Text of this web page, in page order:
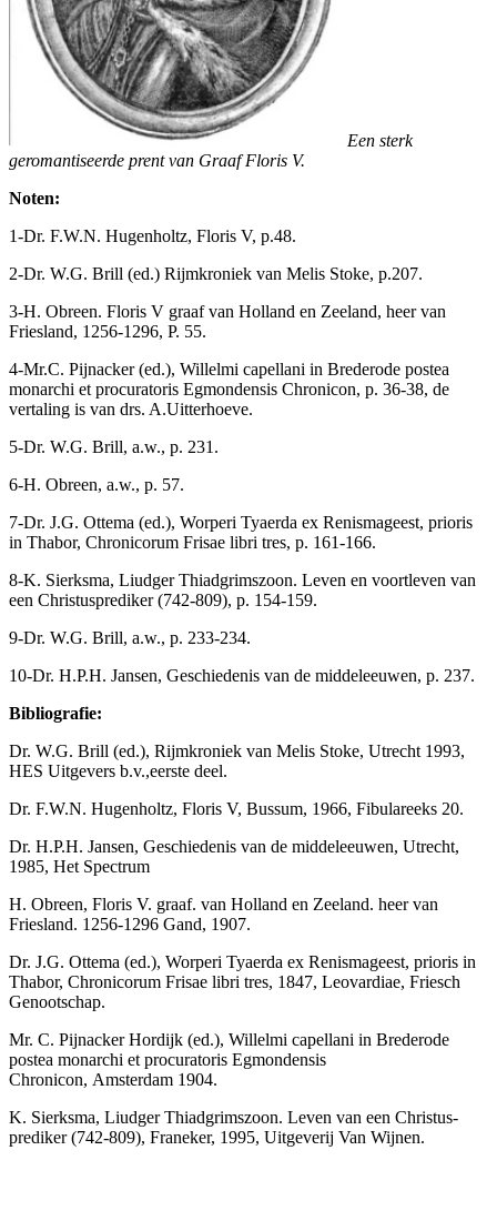
Een sterk
geromantiseerde prent van Graaf Floris V.
Noten:
1-Dr. F.W.N. Hugenholtz, Floris V, p.48.
2-Dr. W.G. Brill (ed.) Rijmkroniek van Melis Stoke, p.207.
3-H. Obreen. Floris V graaf van Holland en Zeeland, heer van
Friesland, 1256-1296, P. 55.
4-Mr.C. Pijnacker (ed.), Willelmi capellani in Brederode postea
monarchi et procuratoris Egmondensis Chronicon, p. 36-38, de
vertaling is van drs. A.Uitterhoeve.
5-Dr. W.G. Brill, a.w., p. 231.
6-H. Obreen, a.w., p. 57.
7-Dr. J.G. Ottema (ed.), Worperi Tyaerda ex Renismageest, prioris
in Thabor, Chronicorum Frisae libri tres, p. 161-166.
8-K. Sierksma, Liudger Thiadgrimszoon. Leven en voortleven van
een Christusprediker (742-809), p. 154-159.
9-Dr. W.G. Brill, a.w., p. 233-234.
10-Dr. H.P.H. Jansen, Geschiedenis van de middeleeuwen, p. 237.
Bibliografie:
Dr. W.G. Brill (ed.), Rijmkroniek van Melis Stoke, Utrecht 1993,
HES Uitgevers b.v.,eerste deel.
Dr. F.W.N. Hugenholtz, Floris V, Bussum, 1966, Fibulareeks 20.
Dr. H.P.H. Jansen, Geschiedenis van de middeleeuwen, Utrecht,
1985, Het Spectrum
H. Obreen, Floris V. graaf. van Holland en Zeeland. heer van
Friesland. 1256-1296 Gand, 1907.
Dr. J.G. Ottema (ed.), Worperi Tyaerda ex Renismageest, prioris in
Thabor, Chronicorum Frisae libri tres, 1847, Leovardiae, Friesch
Genootschap.
Mr. C. Pijnacker Hordijk (ed.), Willelmi capellani in Brederode
postea monarchi et procuratoris Egmondensis
Chronicon, Amsterdam 1904.
K. Sierksma, Liudger Thiadgrimszoon. Leven van een Christus-
prediker (742-809), Franeker, 1995, Uitgeverij Van Wijnen.